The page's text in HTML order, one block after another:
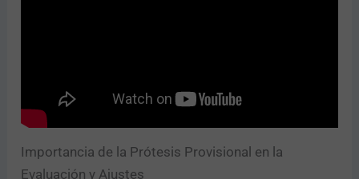
Importancia de la Prótesis Provisional en la
Evaluación y Ajustes